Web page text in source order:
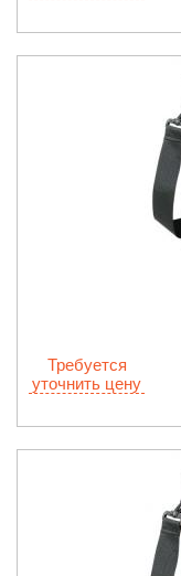
Требуется
уточнить цену